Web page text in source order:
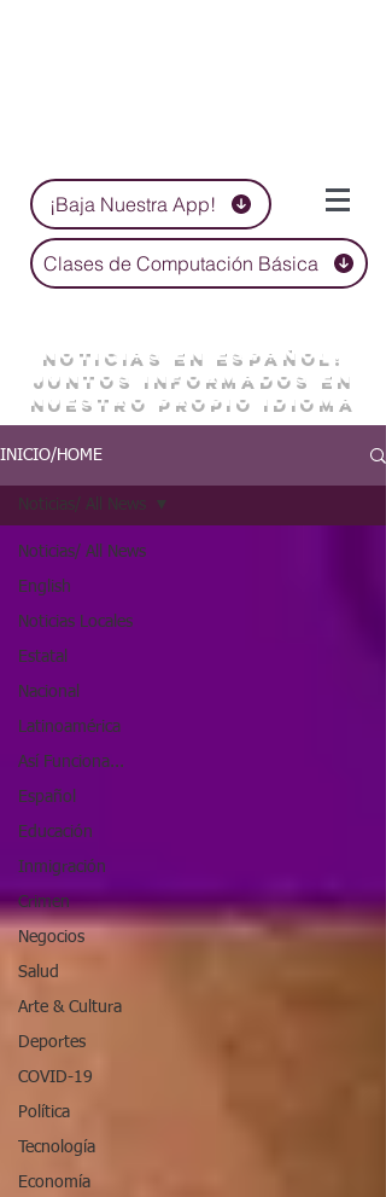
¡Baja Nuestra App!
Clases de Computación Básica
NOTICIAS EN ESPAÑOL:
JUNTOS INFORMADOS EN
NUESTRO PROPIO IDIOMA
INICIO/HOME
Noticias/ All News
English
Noticias Locales
Estatal
Nacional
Latinoamérica
Así Funciona...
Español
Educación
Inmigración
Crimen
Negocios
Salud
Arte & Cultura
Deportes
COVID-19
Política
Tecnología
Economía
Noticias/ All News